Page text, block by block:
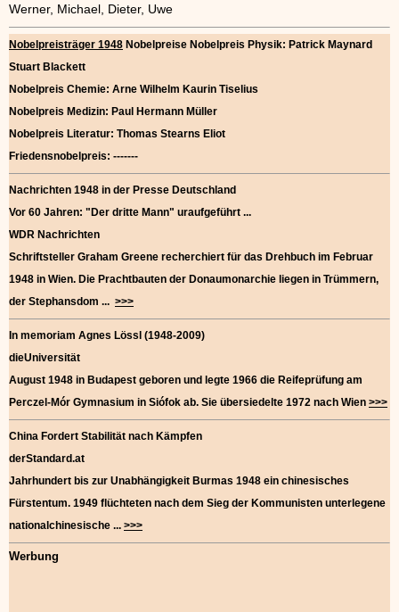
Werner, Michael, Dieter, Uwe
Nobelpreisträger 1948 Nobelpreise Nobelpreis Physik: Patrick Maynard
Stuart Blackett
Nobelpreis Chemie: Arne Wilhelm Kaurin Tiselius
Nobelpreis Medizin: Paul Hermann Müller
Nobelpreis Literatur: Thomas Stearns Eliot
Friedensnobelpreis: -------
Nachrichten 1948 in der Presse Deutschland
Vor 60 Jahren: "Der dritte Mann" uraufgeführt ...
WDR Nachrichten
Schriftsteller Graham Greene recherchiert für das Drehbuch im Februar
1948 in Wien. Die Prachtbauten der Donaumonarchie liegen in Trümmern,
der Stephansdom ... >>>
In memoriam Agnes Lössl (1948-2009)
dieUniversität
August 1948 in Budapest geboren und legte 1966 die Reifeprüfung am
Perczel-Mór Gymnasium in Siófok ab. Sie übersiedelte 1972 nach Wien >>>
China Fordert Stabilität nach Kämpfen
derStandard.at
Jahrhundert bis zur Unabhängigkeit Burmas 1948 ein chinesisches
Fürstentum. 1949 flüchteten nach dem Sieg der Kommunisten unterlegene
nationalchinesische ... >>>
Werbung